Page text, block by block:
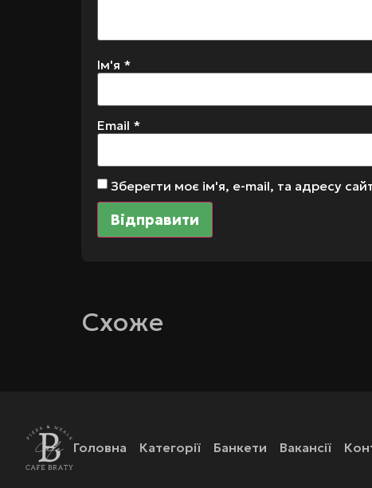
Ім'я *
Email *
Зберегти моє ім'я, e-mail, та адресу
Схоже
Головна Категорії Банкети Вакансії